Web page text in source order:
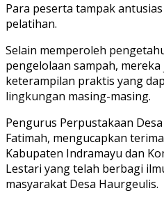
‎Para peserta tampak
pelatihan.
Selain memperoleh
pengelolaan sampah,
keterampilan praktis yang
lingkungan masing-masing.
‎‎Pengurus Perpustakaan
Fatimah, mengucapkan
Kabupaten Indramayu dan
Lestari yang telah berbagi
masyarakat Desa Haurgeulis.